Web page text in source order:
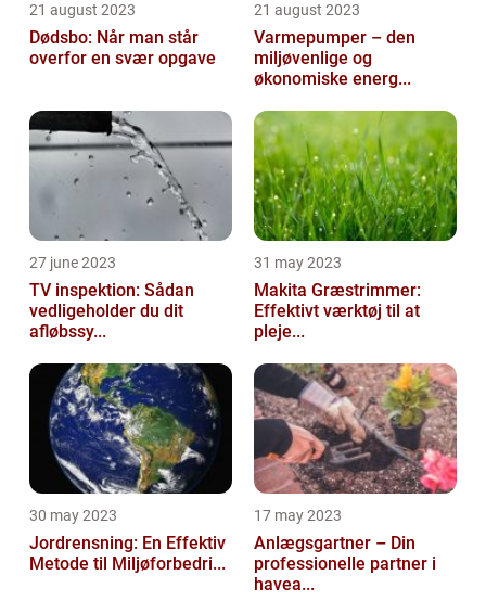
21 august 2023
Dødsbo: Når man står
overfor en svær opgave
21 august 2023
Varmepumper – den
miljøvenlige og
økonomiske energ...
27 june 2023
TV inspektion: Sådan
vedligeholder du dit
afløbssy...
31 may 2023
Makita Græstrimmer:
Effektivt værktøj til at
pleje...
30 may 2023
Jordrensning: En Effektiv
Metode til Miljøforbedri...
17 may 2023
Anlægsgartner – Din
professionelle partner i
havea...